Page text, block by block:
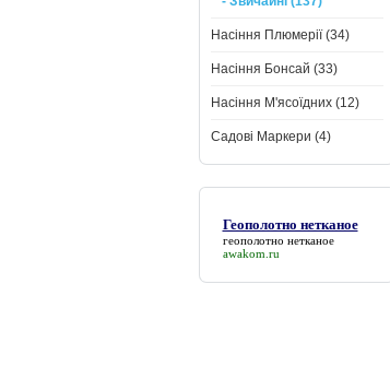
Насіння Плюмерії (34)
Насіння Бонсай (33)
Насіння М'ясоїдних (12)
Садові Маркери (4)
Геополотно нетканое
геополотно нетканое
awakom.ru